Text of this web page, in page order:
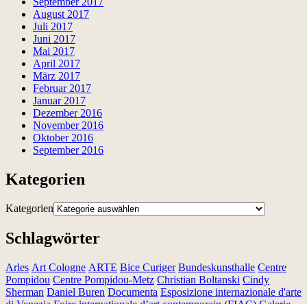
August 2017
Juli 2017
Juni 2017
Mai 2017
April 2017
März 2017
Februar 2017
Januar 2017
Dezember 2016
November 2016
Oktober 2016
September 2016
Kategorien
Kategorien
Schlagwörter
Arles Art Cologne ARTE Bice Curiger Bundeskunsthalle Centre
Pompidou Centre Pompidou-Metz Christian Boltanski Cindy
Sherman Daniel Buren Documenta Esposizione internazionale d'arte